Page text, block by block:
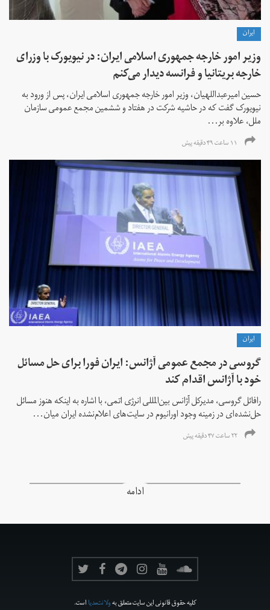
ايران
وزیر امور خارجه جمهوری اسلامی ایران: در نیویورک با وزرای
خارجه بریتانیا و فرانسه دیدار می‌کنم
حسین امیرعبداللهیان، وزیر امور خارجه جمهوری اسلامی ایران، پس از ورود به
نیویورک گفت که در حاشیه شرکت در هفتاد و ششمین مجمع عمومی سازمان
ملل، علاوه بر...
۱۱ ساعت ۴۹ دقیقه پیش
ايران
گروسی در مجمع عمومی آژانس: ایران فورا برای حل مسائل
خود با آژانس اقدام کند
رافائل گروسی، مدیرکل آژانس بین‌المللی انرژی اتمی، با اشاره به اینکه هنوز مسائل
حل‌نشده‌ای در زمینه وجود اورانیوم در سایت‌های اعلام‌نشده ایران میان...
۲۲ ساعت ۴۷ دقیقه پیش
ادامه
کلیه حقوق قانونی این سایت متعلق بهولانت‌مدیااست.